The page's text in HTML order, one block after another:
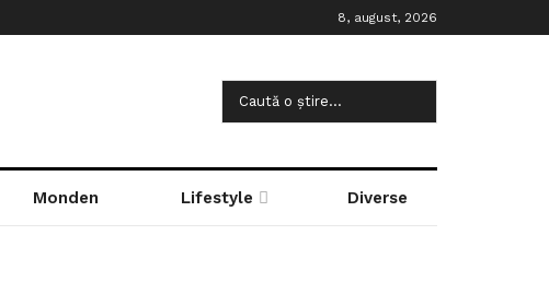
8, august, 2026
Monden Lifestyle Diverse